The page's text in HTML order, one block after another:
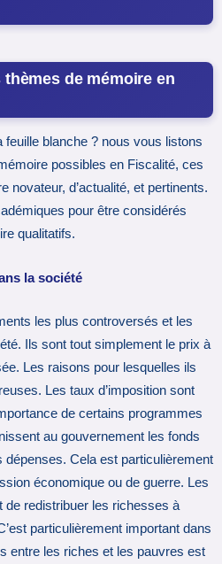
de mémoire en
feuille blanche ? nous vous listons
possibles en Fiscalité, ces
novateur, d’actualité, et pertinents.
pour être considérés
qualitatifs.
la société
les plus controversés et les
Ils sont tout simplement le prix à
Les raisons pour lesquelles ils
Les taux d’imposition sont
de certains programmes
au gouvernement les fonds
Cela est particulièrement
économique ou de guerre. Les
de redistribuer les richesses à
particulièrement important dans
entre les riches et les pauvres est